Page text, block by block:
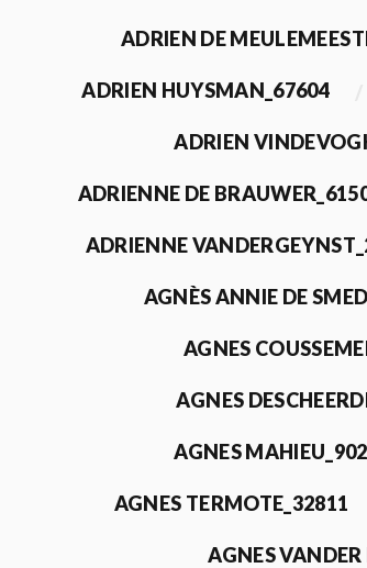
ADRIEN DE
ADRIEN HUYSMAN_67604
ADRIEN
ADRIENNE DE
ADRIENNE
AGNÈS ANNIE DE
AGNES
AGNES
AGNES
AGNES TERMOTE_32811
AGNES